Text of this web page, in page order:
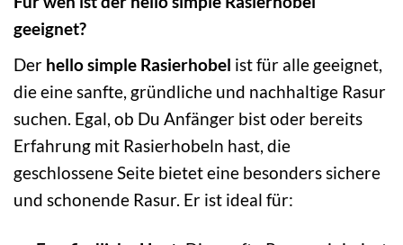
geeignet?
Der hello simple Rasierhobel ist für alle geeignet,
die eine sanfte, gründliche und nachhaltige Rasur
suchen. Egal, ob Du Anfänger bist oder bereits
Erfahrung mit Rasierhobeln hast, die
geschlossene Seite bietet eine besonders sichere
und schonende Rasur. Er ist ideal für: